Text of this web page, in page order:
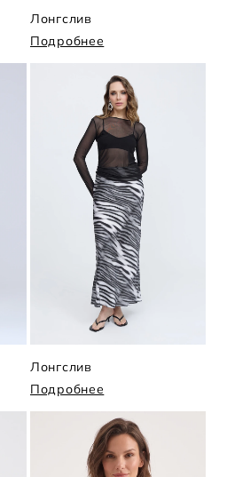
Лонгслив
Подробнее
Лонгслив
Подробнее